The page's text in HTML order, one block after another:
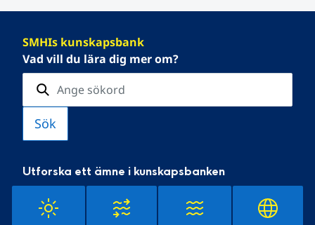
SMHIs kunskapsbank
Vad vill du lära dig mer om?
Utforska ett ämne i kunskapsbanken